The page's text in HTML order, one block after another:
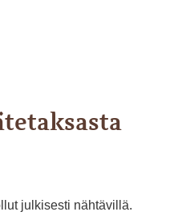
julkisesti nähtävillä.